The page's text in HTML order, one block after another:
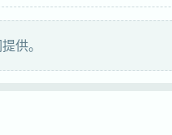
供。